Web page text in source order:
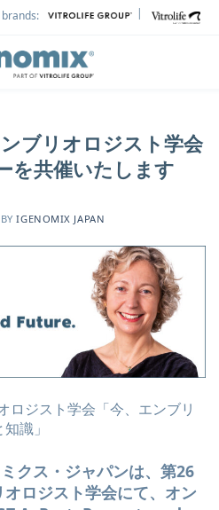
|
ブリオロジスト学会
を共催いたします
BYIGENOMIX JAPAN
ロジスト学会「今、エンブリ
識」
クス・ジャパンは、第26
ロジスト学会にて、オン